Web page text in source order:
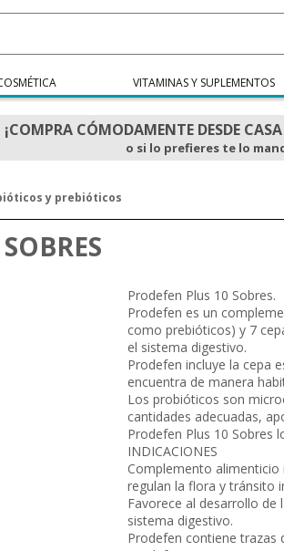
VITAMINAS Y SUPLEMENTOS
¡COMPRA CÓMODAMENTE DESDE
o si lo prefieres te lo
y prebióticos
Prodefen Plus 10 Sobres.
Prodefen es un
como prebióticos) y 7
el sistema digestivo.
Prodefen incluye la cepa
encuentra de manera
Los probióticos son
cantidades adecuadas,
Prodefen Plus 10 Sobres
INDICACIONES
Complemento
regulan la flora y tránsito
Favorece al desarrollo
sistema digestivo.
Prodefen contiene trazas